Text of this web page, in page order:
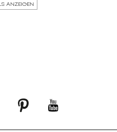
ANZEIGEN